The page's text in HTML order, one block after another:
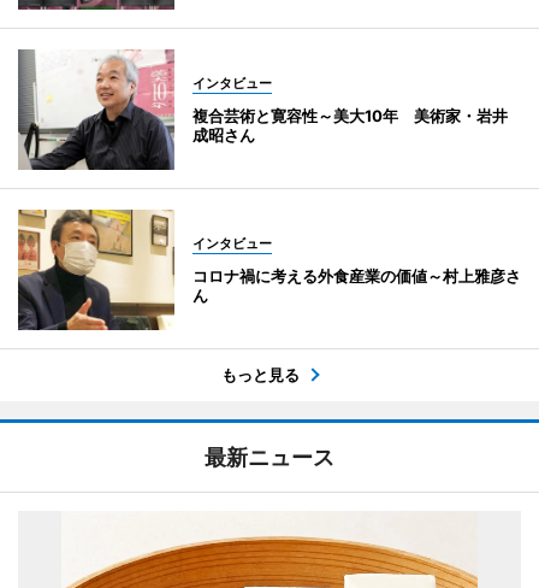
インタビュー
複合芸術と寛容性～美大10年 美術家・岩井
成昭さん
インタビュー
コロナ禍に考える外食産業の価値～村上雅彦さ
ん
もっと見る
最新ニュース